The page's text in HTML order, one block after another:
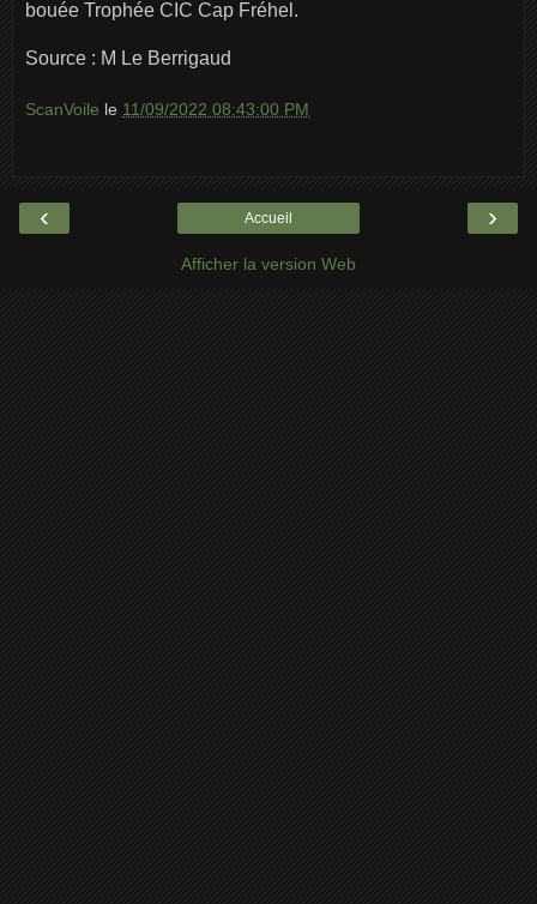
bouée Trophée CIC Cap Fréhel.
Source : M Le Berrigaud
ScanVoile le 11/09/2022 08:43:00 PM
‹ ›
Accueil
Afficher la version Web